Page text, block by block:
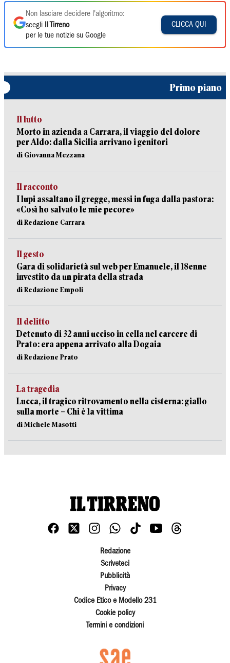
Non lasciare decidere l'algoritmo:
scegli
Il Tirreno
per le tue notizie su Google
CLICCA QUI
Primo piano
Il lutto
Morto in azienda a Carrara, il viaggio del dolore
per Aldo: dalla Sicilia arrivano i genitori
di Giovanna Mezzana
Il racconto
I lupi assaltano il gregge, messi in fuga dalla pastora:
«Così ho salvato le mie pecore»
di Redazione Carrara
Il gesto
Gara di solidarietà sul web per Emanuele, il 18enne
investito da un pirata della strada
di Redazione Empoli
Il delitto
Detenuto di 32 anni ucciso in cella nel carcere di
Prato: era appena arrivato alla Dogaia
di Redazione Prato
La tragedia
Lucca, il tragico ritrovamento nella cisterna: giallo
sulla morte – Chi è la vittima
di Michele Masotti
Redazione
Scriveteci
Pubblicità
Privacy
Codice Etico e Modello 231
Cookie policy
Termini e condizioni